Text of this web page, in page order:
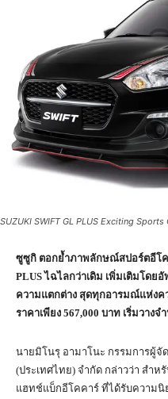
SUZUKI SWIFT GL PLUS Exciting Sports
ซูซูกิ ตอกย้ำภาพลักษณ์สปอร์ตอีโ
PLUS ไฉไลกว่าเดิม เพิ่มเติมโดย
ความแตกต่าง สุดทุกอารมณ์แห่งค
ราคาเพียง 567,000 บาท เริ่มวาง
นายมิโนรุ อามาโนะ กรรมการผู้
(ประเทศไทย) จำกัด กล่าวว่า สำห
แฮทช์แบ็กอีโคคาร์ ที่ได้รับความ